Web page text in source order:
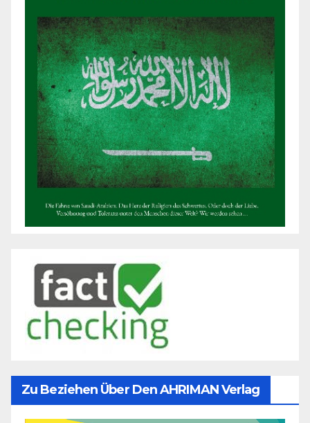
Zu Beziehen Über Den AHRIMAN Verlag